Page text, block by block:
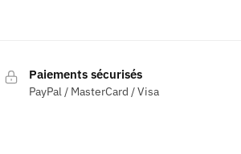
Paiements sécurisés
PayPal / MasterCard / Visa